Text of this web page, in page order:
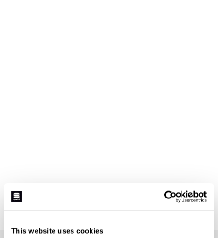
This website uses cookies